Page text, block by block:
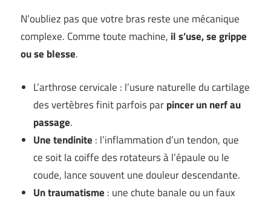
N’oubliez pas que votre bras reste une mécanique
complexe. Comme toute machine, il s’use, se grippe
ou se blesse.
L’arthrose cervicale : l’usure naturelle du cartilage
des vertèbres finit parfois parpincer un nerf au
passage.
Une tendinite : l’inflammation d’un tendon, que
ce soit la coiffe des rotateurs à l’épaule ou le
coude, lance souvent une douleur descendante.
Un traumatisme : une chute banale ou un faux